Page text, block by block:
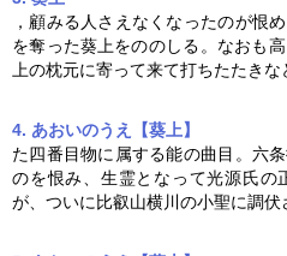
，顧みる人さえなくなったのが恨
を奪った葵上をののしる。なおも
上の枕元に寄って来て打ちたたきな
4. あおいのうえ【葵上】
た四番目物に属する能の曲目。六
のを恨み、生霊となって光源氏の
が、ついに比叡山横川の小聖に調伏